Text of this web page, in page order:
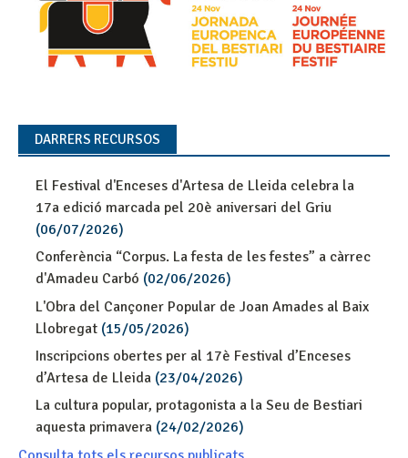
DARRERS RECURSOS
El Festival d'Enceses d'Artesa de Lleida celebra la
17a edició marcada pel 20è aniversari del Griu
(06/07/2026)
Conferència “Corpus. La festa de les festes” a càrrec
d'Amadeu Carbó (02/06/2026)
L'Obra del Cançoner Popular de Joan Amades al Baix
Llobregat (15/05/2026)
Inscripcions obertes per al 17è Festival d’Enceses
d’Artesa de Lleida (23/04/2026)
La cultura popular, protagonista a la Seu de Bestiari
aquesta primavera (24/02/2026)